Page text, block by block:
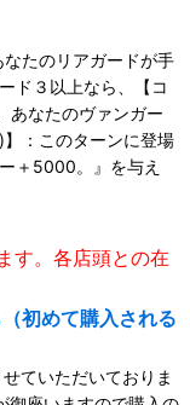
なたのリアガードが手
ド３以上なら、【コ
あなたのヴァンガー
：このターンに登場
＋5000。』を与え
す。各店頭との在
初めて購入される
ていただいておりま